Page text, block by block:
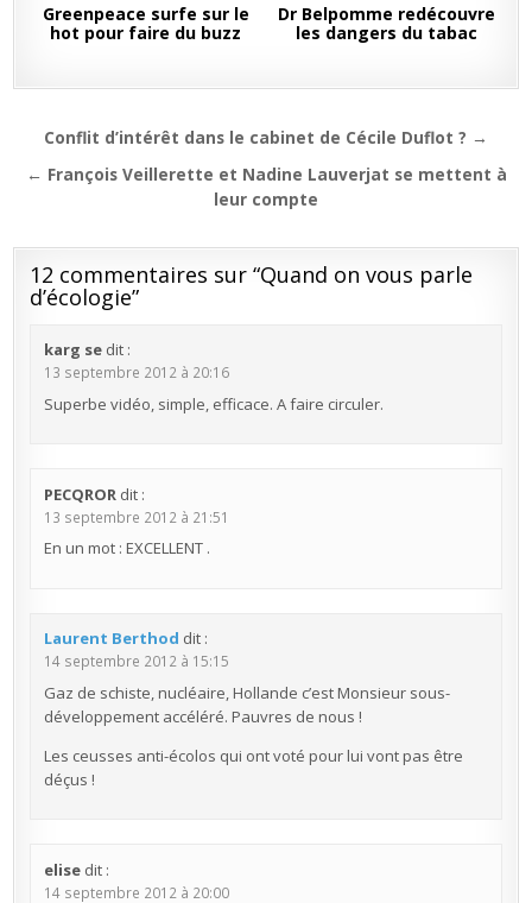
Greenpeace surfe sur le
hot pour faire du buzz
Dr Belpomme redécouvre
les dangers du tabac
Navigation
de
Conflit d’intérêt dans le cabinet de Cécile Duflot ? →
← François Veillerette et Nadine Lauverjat se mettent à
leur compte
12 commentaires sur “Quand on vous parle
d’écologie”
karg se dit :
13 septembre 2012 à 20:16
Superbe vidéo, simple, efficace. A faire circuler.
PECQROR dit :
13 septembre 2012 à 21:51
En un mot : EXCELLENT .
Laurent Berthod dit :
14 septembre 2012 à 15:15
Gaz de schiste, nucléaire, Hollande c’est Monsieur sous-
développement accéléré. Pauvres de nous !
Les ceusses anti-écolos qui ont voté pour lui vont pas être
déçus !
elise dit :
14 septembre 2012 à 20:00